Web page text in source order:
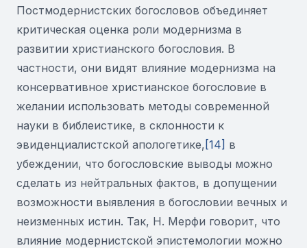
Постмодернистских богословов объединяет
критическая оценка роли модернизма в
развитии христианского богословия. В
частности, они видят влияние модернизма на
консервативное христианское богословие в
желании использовать методы современной
науки в библеистике, в склонности к
эвиденциалистской апологетике, [14] в
убеждении, что богословские выводы можно
сделать из нейтральных фактов, в допущении
возможности выявления в богословии вечных и
неизменных истин. Так, Н. Мерфи говорит, что
влияние модернистской эпистемологии можно